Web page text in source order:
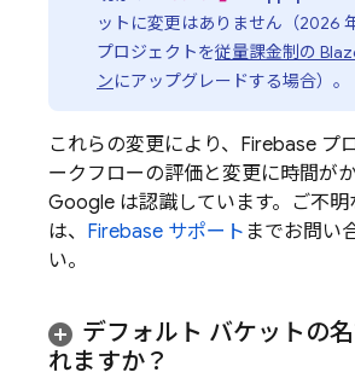
ットに変更はありません（2026
プロジェクトを従量課金制の
ンにアップグレードする場合）。
これらの変更により、Firebase プ
ークフローの評価と変更に時間が
Google は認識しています。ご不
は、 Firebase サポート までお問い
い。
デフォルト バケットの
れますか？